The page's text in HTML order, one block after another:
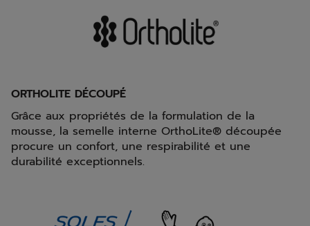
ORTHOLITE DÉCOUPÉ
Grâce aux propriétés de la formulation de la
mousse, la semelle interne OrthoLite® découpée
procure un confort, une respirabilité et une
durabilité exceptionnels.